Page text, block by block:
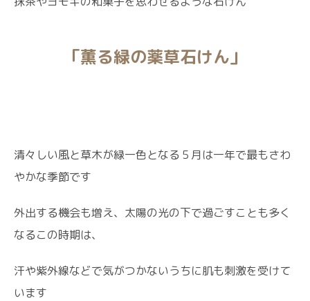
「薫る緑の薬草石けん」
清々しい風と草木が緑一色となる５月は一年で最もさわ
やかな季節です
外出する機会も増え、太陽の光の下で過ごすことも多く
なるこの時期は、
汗や紫外線などで気がつかないうちに肌も刺激を受けて
います